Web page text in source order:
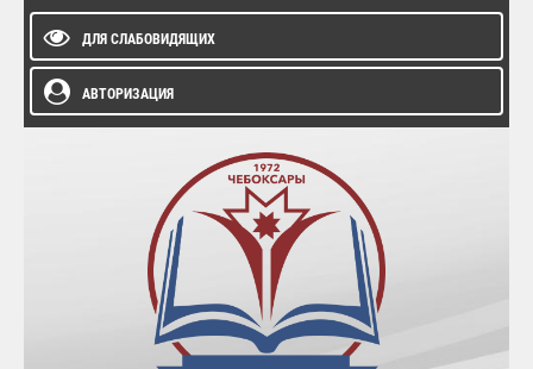
ДЛЯ СЛАБОВИДЯЩИХ
АВТОРИЗАЦИЯ